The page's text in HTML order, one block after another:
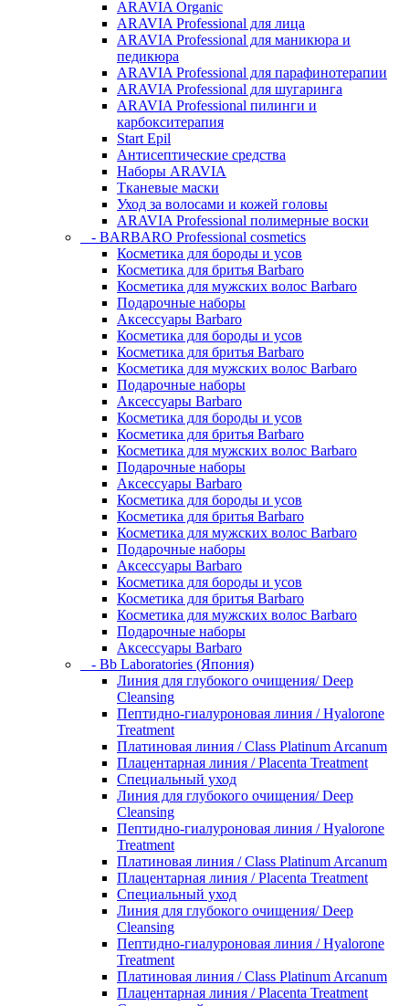
ARAVIA Organic
ARAVIA Professional для лица
ARAVIA Professional для маникюра и
педикюра
ARAVIA Professional для парафинотерапии
ARAVIA Professional для шугаринга
ARAVIA Professional пилинги и
карбокситерапия
Start Epil
Антисептические средства
Наборы ARAVIA
Тканевые маски
Уход за волосами и кожей головы
ARAVIA Professional полимерные воски
- BARBARO Professional cosmetics
Косметика для бороды и усов
Косметика для бритья Barbaro
Косметика для мужских волос Barbaro
Подарочные наборы
Аксессуары Barbaro
Косметика для бороды и усов
Косметика для бритья Barbaro
Косметика для мужских волос Barbaro
Подарочные наборы
Аксессуары Barbaro
Косметика для бороды и усов
Косметика для бритья Barbaro
Косметика для мужских волос Barbaro
Подарочные наборы
Аксессуары Barbaro
Косметика для бороды и усов
Косметика для бритья Barbaro
Косметика для мужских волос Barbaro
Подарочные наборы
Аксессуары Barbaro
Косметика для бороды и усов
Косметика для бритья Barbaro
Косметика для мужских волос Barbaro
Подарочные наборы
Аксессуары Barbaro
- Bb Laboratories (Япония)
Линия для глубокого очищения/ Deep
Cleansing
Пептидно-гиалуроновая линия / Hyalorone
Treatment
Платиновая линия / Class Platinum Arcanum
Плацентарная линия / Placenta Treatment
Специальный уход
Линия для глубокого очищения/ Deep
Cleansing
Пептидно-гиалуроновая линия / Hyalorone
Treatment
Платиновая линия / Class Platinum Arcanum
Плацентарная линия / Placenta Treatment
Специальный уход
Линия для глубокого очищения/ Deep
Cleansing
Пептидно-гиалуроновая линия / Hyalorone
Treatment
Платиновая линия / Class Platinum Arcanum
Плацентарная линия / Placenta Treatment